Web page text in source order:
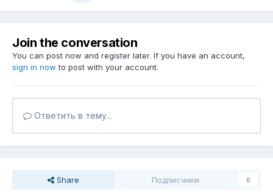
Join the conversation
You can post now and register later. If you have an account,
sign in now to post with your account.
Ответить в тему...
Share Подписчики 0